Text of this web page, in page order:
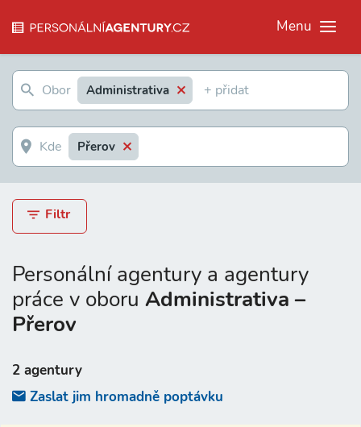
Menu
Administrativa
Přerov
Filtr
Personální agentury a agentury
práce v oboru Administrativa –
Přerov
2 agentury
Zaslat jim hromadně poptávku